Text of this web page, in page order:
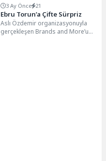
3 Ay Önce 21
Ebru Torun’a Çifte Sürpriz
Aslı Özdemir organizasyonuyla
gerçekleşen Brands and More’un